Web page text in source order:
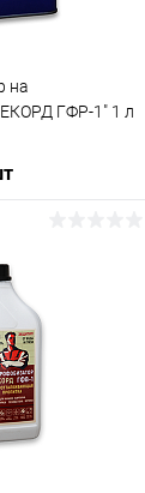
на
ГФР-1" 1 л